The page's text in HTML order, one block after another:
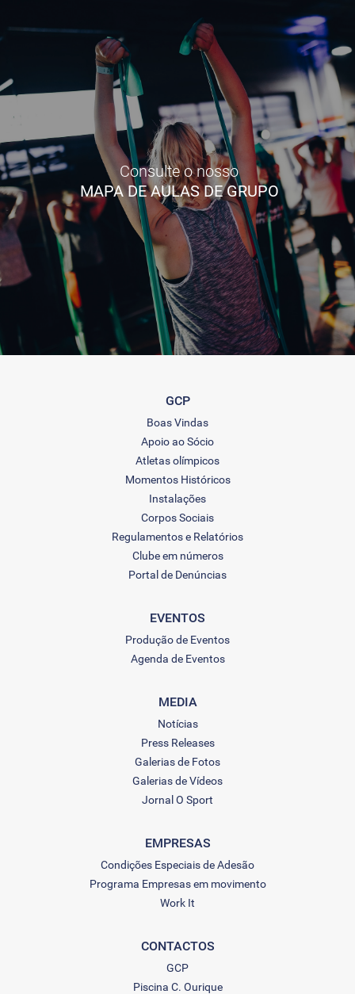
Consulte o nosso
MAPA DE AULAS DE GRUPO
GCP
Boas Vindas
Apoio ao Sócio
Atletas olímpicos
Momentos Históricos
Instalações
Corpos Sociais
Regulamentos e Relatórios
Clube em números
Portal de Denúncias
EVENTOS
Produção de Eventos
Agenda de Eventos
MEDIA
Notícias
Press Releases
Galerias de Fotos
Galerias de Vídeos
Jornal O Sport
EMPRESAS
Condições Especiais de Adesão
Programa Empresas em movimento
Work It
CONTACTOS
GCP
Piscina C. Ourique